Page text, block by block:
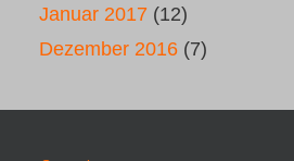
Januar 2017 (12)
Dezember 2016 (7)